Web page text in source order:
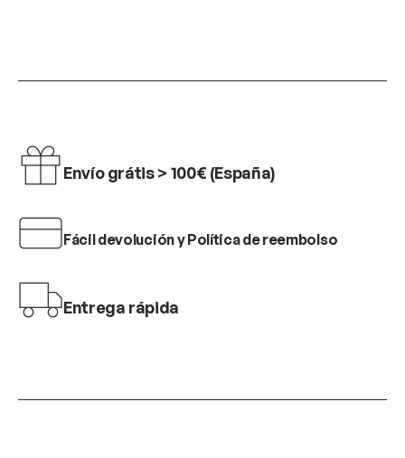
Envío grátis > 100€ (España)
Fácil devolución y Política de reembolso
Entrega rápida